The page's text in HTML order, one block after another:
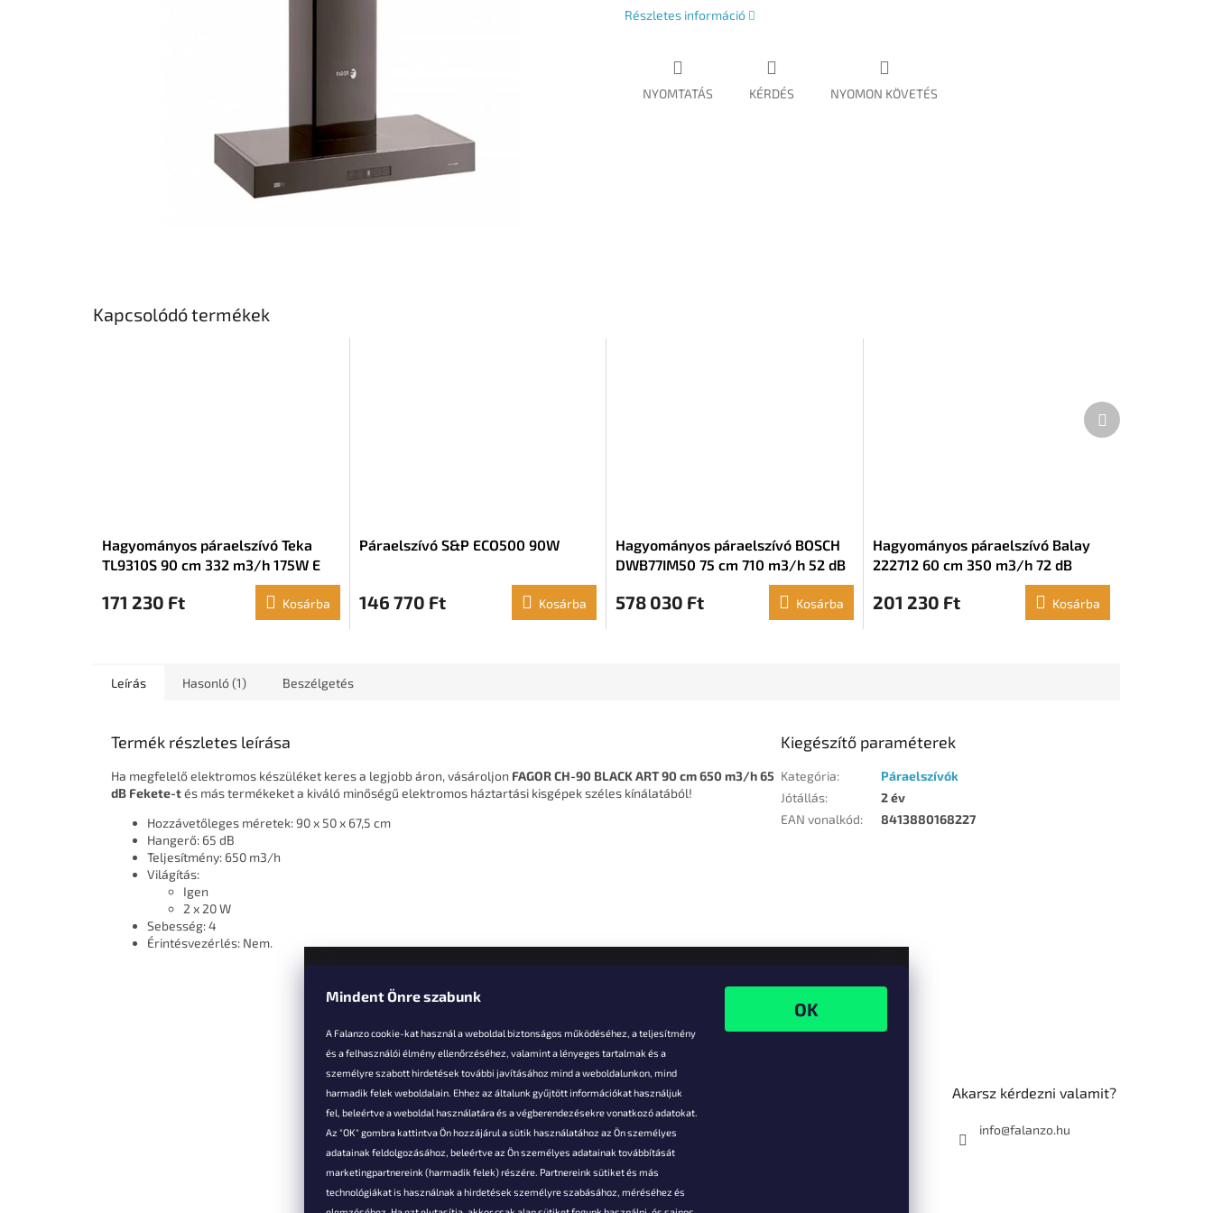
Mindent Önre szabunk
A Falanzo cookie-kat használ a weboldal biztonságos működéséhez, a teljesítmény
és a felhasználói élmény ellenőrzéséhez, valamint a lényeges tartalmak és a
személyre szabott hirdetések további javításához mind a weboldalunkon, mind
harmadik felek weboldalain. Ehhez az általunk gyűjtött információkat használjuk
fel, beleértve a weboldal használatára és a végberendezésekre vonatkozó adatokat.
Az "OK" gombra kattintva Ön hozzájárul a sütik használatához az Ön személyes
adatainak feldolgozásához, beleértve az Ön személyes adatainak továbbítását
marketingpartnereink (harmadik felek) részére. Partnereink sütiket és más
technológiákat is használnak a hirdetések személyre szabásához, méréséhez és
Részletes információ
NYOMTATÁS KÉRDÉS NYOMON KÖVETÉS
Kapcsolódó termékek
Hagyományos páraelszívó Teka
TL9310S 90 cm 332 m3/h 175W E
171 230 Ft Kosárba
Páraelszívó S&P ECO500 90W
146 770 Ft Kosárba
Hagyományos páraelszívó BOSCH
DWB77IM50 75 cm 710 m3/h 52 dB
578 030 Ft Kosárba
Hagyományos páraelszívó Balay
222712 60 cm 350 m3/h 72 dB
201 230 Ft Kosárba
Következő
termék
Leírás Hasonló (1) Beszélgetés
Termék részletes leírása
Ha megfelelő elektromos készüléket keres a legjobb áron, vásároljon FAGOR CH-90 BLACK ART 90 cm 650 m3/h 65
dB Fekete-tés más termékeket a kiváló minőségű elektromos háztartási kisgépek széles kínálatából!
Hozzávetőleges méretek: 90 x 50 x 67,5 cm
Hangerő: 65 dB
Teljesítmény: 650 m3/h
Világítás:
Igen
2 x 20 W
Sebesség: 4
Érintésvezérlés: Nem.
Kiegészítő paraméterek
Kategória:
Páraelszívók
Jótállás:
2 év
EAN vonalkód: 8413880168227
Vevőknek
Hűségkedvezmények
Szállítás és fizetés
Panaszok és áruk
visszaküldése
Akarsz kérdezni valamit?
info@falanzo.hu